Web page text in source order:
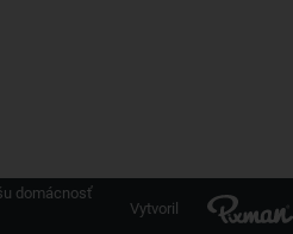
domácnosť
Vytvoril